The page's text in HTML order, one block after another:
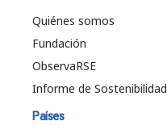
Quiénes somos
Fundación
ObservaRSE
Informe de Sostenibilidad
Países